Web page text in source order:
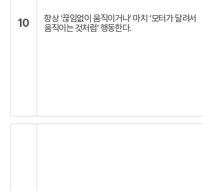
10
항상 ‘끊임없이 움직이거나’ 마치 ‘모터가 달려서
움직이는 것처럼’ 행동한다.